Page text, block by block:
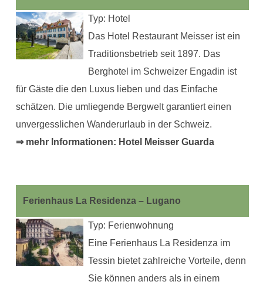
Typ: Hotel
Das Hotel Restaurant Meisser ist ein
Traditionsbetrieb seit 1897. Das
Berghotel im Schweizer Engadin ist
für Gäste die den Luxus lieben und das Einfache
schätzen. Die umliegende Bergwelt garantiert einen
unvergesslichen Wanderurlaub in der Schweiz.
⇒ mehr Informationen: Hotel Meisser Guarda
Ferienhaus La Residenza – Lugano
Typ: Ferienwohnung
Eine Ferienhaus La Residenza im
Tessin bietet zahlreiche Vorteile, denn
Sie können anders als in einem